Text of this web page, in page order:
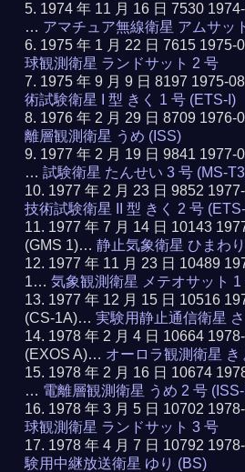
1974 年 11 月 16 日 7530
… アマチュア無線衛星 アムサッ
1975 年 1 月 22 日 7615
球観測衛星 ランドサット 2 号
1975 年 9 月 9 日 8197 1975-
術試験衛星 I 型 きく 1 号 (ETS-I)
1976 年 2 月 29 日 8709
離層観測衛星 うめ (ISS)
1977 年 2 月 19 日 9841 1977-
…試験衛星 たんせい 3 号 (MS-
1977 年 2 月 23 日 9852
技術試験衛星 II 型 きく 2 号
1977 年 7 月 14 日 10143
(GMS 1)…静止気象衛星 ひまわ
1977 年 11 月 23 日 10489
1…気象観測衛星 メテオサット 1
1977 年 12 月 15 日 10516
(CS-1A)…実験用静止通信衛星
1978 年 2 月 4 日 10664
(EXOS A)… オーロラ観測衛星
1978 年 2 月 16 日 10674
… 電離層観測衛星 うめ 2 号
1978 年 3 月 5 日 10702
球観測衛星 ランドサット 3 号
1978 年 4 月 7 日 10792
験用中継放送衛星 ゆり (BS)